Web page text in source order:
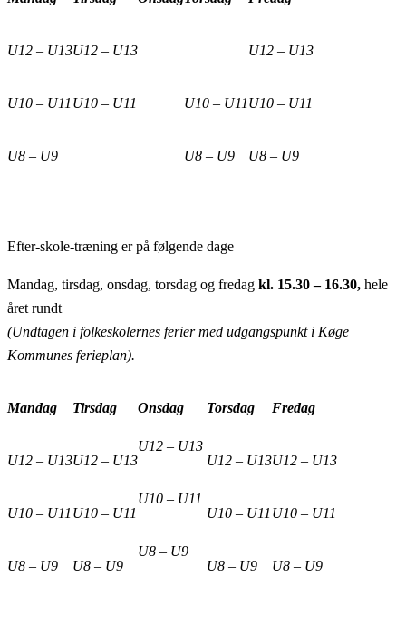
U12 – U13U12 – U13 U12 – U13
U10 – U11 U10 – U11 U10 – U11U10 – U11
U8 – U9 U8 – U9 U8 – U9
Efter-skole-træning er på følgende dage
Mandag, tirsdag, onsdag, torsdag og fredag kl. 15.30 – 16.30, hele
året rundt
(Undtagen i folkeskolernes ferier med udgangspunkt i Køge
Kommunes ferieplan).
Mandag Tirsdag Onsdag Torsdag Fredag
U12 – U13U12 – U13
U12 – U13
U12 – U13U12 – U13
U10 – U11 U10 – U11
U10 – U11
U10 – U11 U10 – U11
U8 – U9 U8 – U9
U8 – U9
U8 – U9
U8 – U9